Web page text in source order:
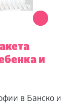
и
в Банско и